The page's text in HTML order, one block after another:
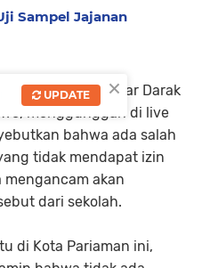
Sampel Jajanan
pimpinan Sanggar Darak
menggunggah di live
bahwa ada salah
tidak mendapat izin
akan
dari sekolah.
di Kota Pariaman ini,
×
UPDATE